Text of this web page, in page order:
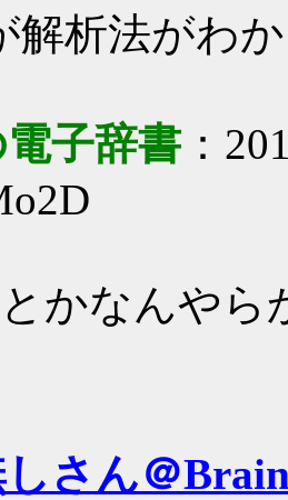
解析法がわ
子辞書 ：
かなんや
さん＠